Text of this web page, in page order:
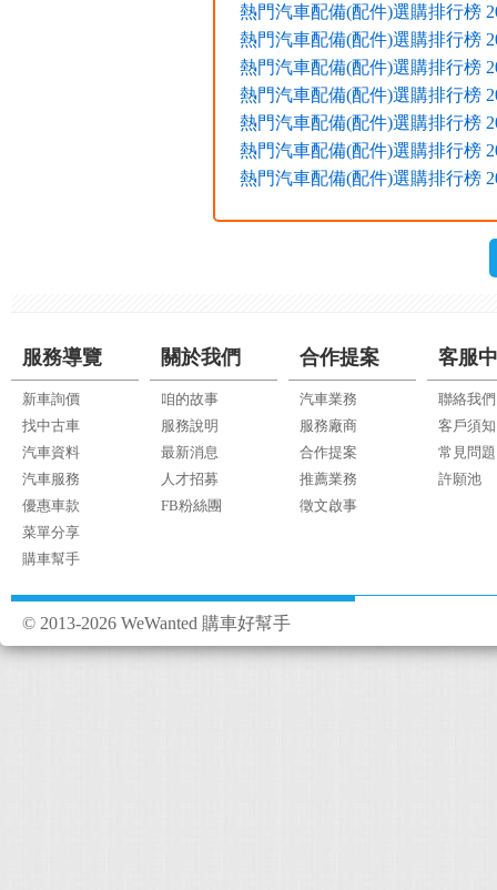
熱門汽車配備(配件)選購排行榜
熱門汽車配備(配件)選購排行榜
熱門汽車配備(配件)選購排行榜
熱門汽車配備(配件)選購排行榜
熱門汽車配備(配件)選購排行榜
熱門汽車配備(配件)選購排行榜
熱門汽車配備(配件)選購排行榜
服務導覽
新車詢價
找中古車
汽車資料
汽車服務
優惠車款
菜單分享
購車幫手
關於我們
咱的故事
服務說明
最新消息
人才招募
FB粉絲團
合作提案
汽車業務
服務廠商
合作提案
推薦業務
徵文啟事
客服
聯絡我們
客戶須知
常見問題
許願池
© 2013-2026 WeWanted 購車好幫手